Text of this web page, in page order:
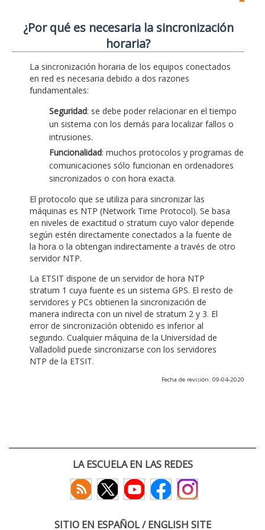
¿Por qué es necesaria la sincronización
horaria?
La sincronización horaria de los equipos conectados
en red es necesaria debido a dos razones
fundamentales:
Seguridad: se debe poder relacionar en el tiempo
un sistema con los demás para localizar fallos o
intrusiones.
Funcionalidad: muchos protocolos y programas de
comunicaciones sólo funcionan en ordenadores
sincronizados o con hora exacta.
El protocolo que se utiliza para sincronizar las
máquinas es NTP (Network Time Protocol). Se basa
en niveles de exactitud o stratum cuyo valor depende
según estén directamente conectados a la fuente de
la hora o la obtengan indirectamente a través de otro
servidor NTP.
La ETSIT dispone de un servidor de hora NTP
stratum 1 cuya fuente es un sistema GPS. El resto de
servidores y PCs obtienen la sincronización de
manera indirecta con un nivel de stratum 2 y 3. El
error de sincronización obtenido es inferior al
segundo. Cualquier máquina de la Universidad de
Valladolid puede sincronizarse con los servidores
NTP de la ETSIT.
Fecha de revisión: 09-04-2020
LA ESCUELA EN LAS REDES
SITIO EN ESPAÑOL / ENGLISH SITE